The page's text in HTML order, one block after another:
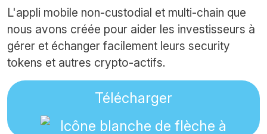
L'appli mobile non-custodial et multi-chain que
nous avons créée pour aider les investisseurs à
gérer et échanger facilement leurs security
tokens et autres crypto-actifs.
Télécharger